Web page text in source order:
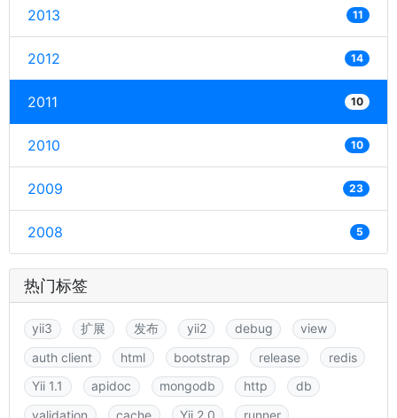
2013 11
2012 14
2011 10
2010 10
2009 23
2008 5
热门标签
yii3 扩展 发布 yii2 debug
view
auth client
html bootstrap release
redis
Yii 1.1
apidoc mongodb http
db
validation
cache Yii 2.0 runner